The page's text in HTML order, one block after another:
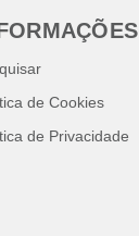
de Cookies
de Privacidade